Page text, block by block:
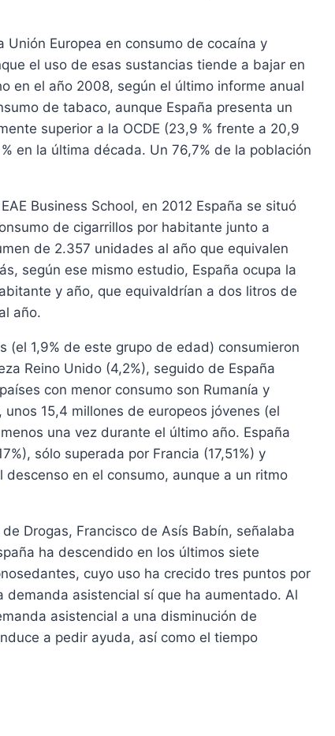
Europea en consumo de cocaína y
el uso de esas sustancias tiende a bajar en
en el año 2008, según el último informe anual
de tabaco, aunque España presenta un
superior a la OCDE (23,9 % frente a 20,9
en la última década. Un 76,7% de la población
Business School, en 2012 España se situó
de cigarrillos por habitante junto a
de 2.357 unidades al año que equivalen
según ese mismo estudio, España ocupa la
y año, que equivaldrían a dos litros de
año.
(el 1,9% de este grupo de edad) consumieron
Reino Unido (4,2%), seguido de España
con menor consumo son Rumanía y
15,4 millones de europeos jóvenes (el
una vez durante el último año. España
sólo superada por Francia (17,51%) y
descenso en el consumo, aunque a un ritmo
Drogas, Francisco de Asís Babín, señalaba
ha descendido en los últimos siete
cuyo uso ha crecido tres puntos por
asistencial sí que ha aumentado. Al
asistencial a una disminución de
a pedir ayuda, así como el tiempo